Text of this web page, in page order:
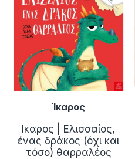
Ίκαρος
Ικαρος | Ελισσαίος,
ένας δράκος (όχι και
τόσο) θαρραλέος